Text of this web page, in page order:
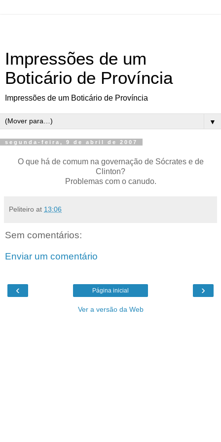
Impressões de um
Boticário de Província
Impressões de um Boticário de Província
▼
segunda-feira, 9 de abril de 2007
O que há de comum na governação de Sócrates e de
Clinton?
Problemas com o canudo.
Peliteiro at 13:06
Sem comentários:
Enviar um comentário
‹ ›
Página inicial
Ver a versão da Web